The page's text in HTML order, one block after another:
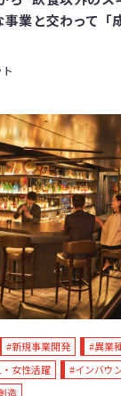
事業と交わって「
#新規事業開発
#異業
女性活躍
#インバウ
造